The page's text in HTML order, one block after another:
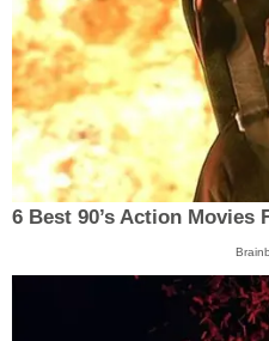
6 Best 90’s Action Movies